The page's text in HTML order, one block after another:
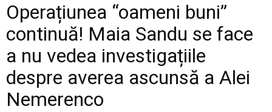
Operațiunea “oameni buni”
continuă! Maia Sandu se face
a nu vedea investigațiile
despre averea ascunsă a Alei
Nemerenco